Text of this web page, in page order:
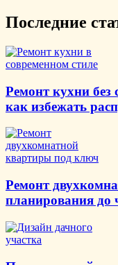
Последние
Ремонт кухни без
как избежать
Ремонт
планирования до